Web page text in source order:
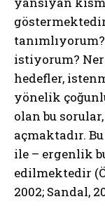
istiyorum?
hedefler,
yönelik
olan bu
açmaktadır.
ile – ergenlik
edilmektedir
2002; Sandal,